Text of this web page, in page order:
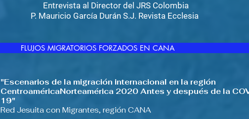
Entrevista al Director del JRS Colombia
P. Mauricio García Durán S.J. Revista Ecclesia
FLUJOS MIGRATORIOS FORZADOS EN CANA
"Escenarios de la migración internacional en la región
CentroaméricaNorteamérica 2020 Antes y después de la
19"
Red Jesuita con Migrantes, región CANA